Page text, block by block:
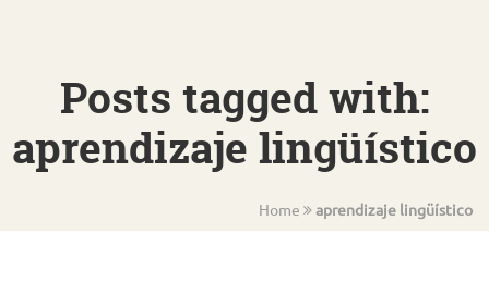
Posts tagged with:
aprendizaje lingüístico
Home aprendizaje lingüístico